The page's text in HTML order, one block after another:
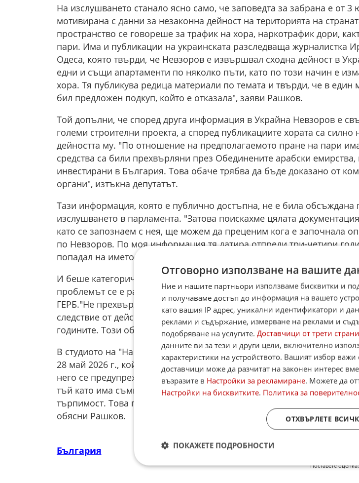
На изслушването станало ясно само, че заповедта за забрана е от 3
мотивирана с данни за незаконна дейност на територията на
пространство се говореше за трафик на хора, наркотрафик дори,
пари. Има и публикации на украинската разследваща журналистка
Одеса, която твърди, че Невзоров е извършвал сходна дейност в
едни и същи апартаменти по няколко пъти, като по този начин е
хора. Тя публикува редица материали по темата и твърди, че в един
бил предложен подкуп, който е отказала", заяви Рашков.
Той допълни, че според друга информация в Украйна Невзоров е
големи строителни проекта, а според публикациите хората са силно
дейността му. "По отношение на предполагаемото пране на пари
средства са били прехвърляни през Обединените арабски
инвестирани в България. Това обаче трябва да бъде доказано от
органи", изтъкна депутатът.
Тази информация, която е публично достъпна, не е била обсъждана
изслушването в парламента. "Затова поискахме цялата
като се запознаем с нея, ще можем да преценим кога е започнала
по Невзоров. По моя информация тя датира отпреди три-четири
попадал на името му докато бях вътрешен министър", изтъкна
И беше категоричен, че от 2023 година има достатъчно факти, които
проблемът се е развивал по времето, когато Община Варна е била
ГЕРБ."Не прехвърляме отговорност. Убеден съм, че резултатът,
следствие от действия и бездействия на няколко институции и
годините. Този обект не е възникнал за няколко месеца",
В студиото на "На Фокус" той показа документ от Варненската
28 май 2026 г., който е изпратен до нотариусите във Варненския
него се предупреждава да не се изповядват сделки по определени
тъй като има съмнения относно законосъобразността на издадените
търпимост. Това показва, че прокуратурата е разполагала с
обясни Рашков.
България
Поставете оценка:
Отговорно използване на вашите
Ние и нашите партньори използваме бисквитки и
и получаваме достъп до информация на вашето
като вашия IP адрес, уникални идентификатори и
реклами и съдържание, измерване на реклами и
подобряване на услугите. Доставчици от трети
данните ви за тези и други цели, включително
характеристики на устройството. Вашият избор важи
доставчици може да разчитат на законен интерес
възразите в Настройки за рекламиране. Можете да
Настройки на бисквитките. Политика за
ОТХВЪРЛЕТЕ
ПОКАЖЕТЕ ПОДРОБНОСТИ